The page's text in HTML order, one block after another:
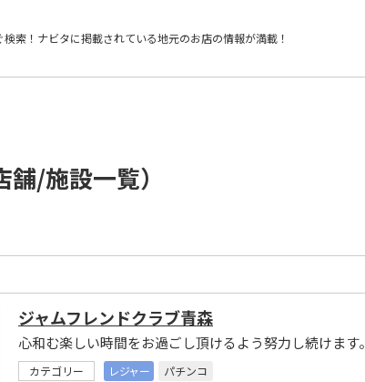
索！ ナビタに掲載されている地元のお店の情報が満載！
/施設一覧）
ジャムフレンドクラブ青森
心和む楽しい時間をお過ごし頂けるよう努力し続けます。
カテゴリー レジャー
パチンコ